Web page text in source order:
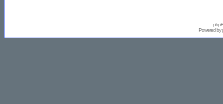
Powered by